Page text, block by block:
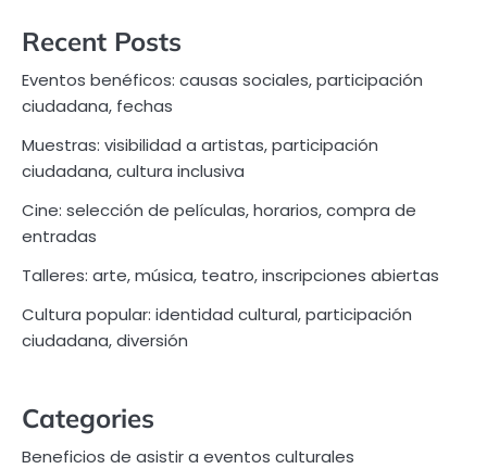
Recent Posts
Eventos benéficos: causas sociales, participación
ciudadana, fechas
Muestras: visibilidad a artistas, participación
ciudadana, cultura inclusiva
Cine: selección de películas, horarios, compra de
entradas
Talleres: arte, música, teatro, inscripciones abiertas
Cultura popular: identidad cultural, participación
ciudadana, diversión
Categories
Beneficios de asistir a eventos culturales